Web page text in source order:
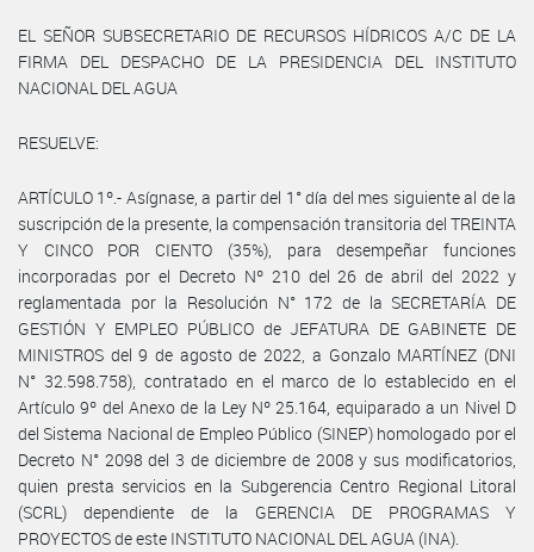
EL SEÑOR SUBSECRETARIO DE RECURSOS HÍDRICOS A/C DE LA
FIRMA DEL DESPACHO DE LA PRESIDENCIA DEL INSTITUTO
NACIONAL DEL AGUA
RESUELVE:
ARTÍCULO 1º.- Asígnase, a partir del 1° día del mes siguiente al de la
suscripción de la presente, la compensación transitoria del TREINTA
Y CINCO POR CIENTO (35%), para desempeñar funciones
incorporadas por el Decreto Nº 210 del 26 de abril del 2022 y
reglamentada por la Resolución N° 172 de la SECRETARÍA DE
GESTIÓN Y EMPLEO PÚBLICO de JEFATURA DE GABINETE DE
MINISTROS del 9 de agosto de 2022, a Gonzalo MARTÍNEZ (DNI
N° 32.598.758), contratado en el marco de lo establecido en el
Artículo 9º del Anexo de la Ley Nº 25.164, equiparado a un Nivel D
del Sistema Nacional de Empleo Público (SINEP) homologado por el
Decreto N° 2098 del 3 de diciembre de 2008 y sus modificatorios,
quien presta servicios en la Subgerencia Centro Regional Litoral
(SCRL) dependiente de la GERENCIA DE PROGRAMAS Y
PROYECTOS de este INSTITUTO NACIONAL DEL AGUA (INA).